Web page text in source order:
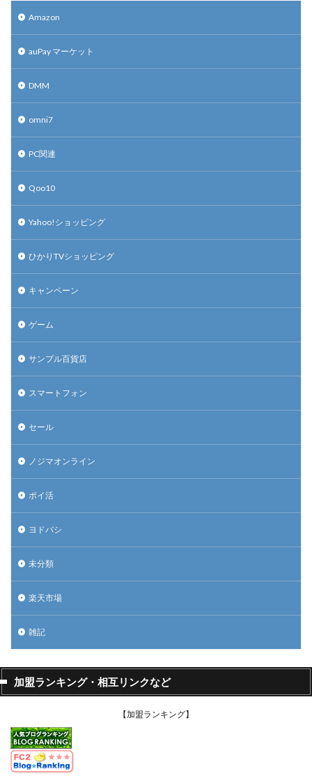
Amazon
auPay マーケット
DMM
omni7
PC関連
Qoo10
Yahoo!ショッピング
ひかりTVショッピング
キャンペーン
ゲーム
サンプル百貨店
スマートフォン
セール
ノジマオンライン
ポイ活
ヨドバシ
未分類
楽天市場
雑記
加盟ランキング・相互リンクなど
【加盟ランキング】